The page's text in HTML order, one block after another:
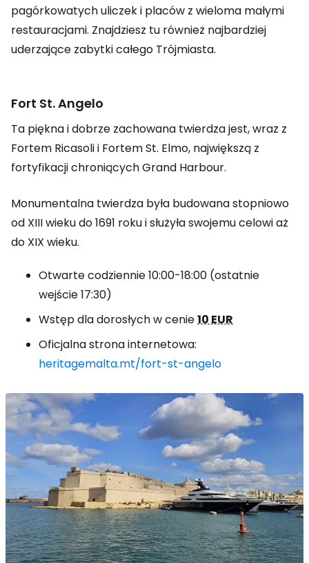
pagórkowatych uliczek i placów z wieloma małymi
restauracjami. Znajdziesz tu również najbardziej
uderzające zabytki całego Trójmiasta.
Fort St. Angelo
Ta piękna i dobrze zachowana twierdza jest, wraz z
Fortem Ricasoli i Fortem St. Elmo, największą z
fortyfikacji chroniącychGrand Harbour.
Monumentalna twierdza była budowana stopniowo
od XIII wieku do 1691 roku i służyła swojemu celowi aż
do XIX wieku.
Otwarte codziennie 10:00-18:00 (ostatnie
wejście 17:30)
Wstęp dla dorosłych w cenie10 EUR
Oficjalna strona internetowa:
heritagemalta.mt/fort-st-angelo